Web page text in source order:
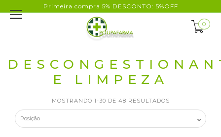
Primeira compra 5% DESCONTO: 5%OFF
0
E LIMPEZA
MOSTRANDO 1-30 DE 48 RESULTADOS